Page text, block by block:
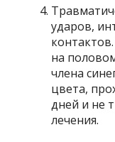
ударов,
на
члена
цвета,
дней и не
лечения.